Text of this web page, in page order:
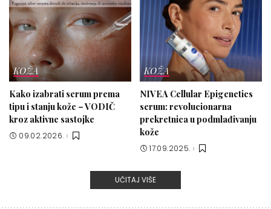
KOŽA
Kako izabrati serum prema
tipu i stanju kože – VODIČ
kroz aktivne sastojke
09.02.2026.
KOŽA
NIVEA Cellular Epigenetics
serum: revolucionarna
prekretnica u podmlađivanju
kože
17.09.2025.
UČITAJ VIŠE